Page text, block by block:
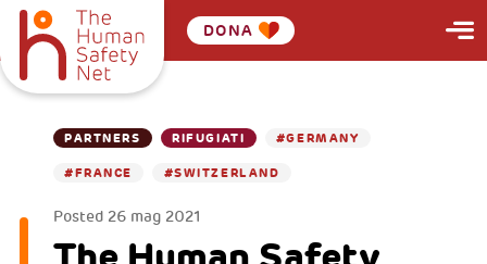
DONA
PARTNERS RIFUGIATI #GERMANY
#FRANCE #SWITZERLAND
Posted 26 mag 2021